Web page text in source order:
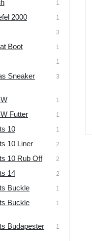
1
2000 1
3
Boot 1
1
Sneaker
3
1
Futter 1
10 1
10 Liner 2
10 Rub Off 2
14 2
Buckle 1
Buckle
1
Budapester
1